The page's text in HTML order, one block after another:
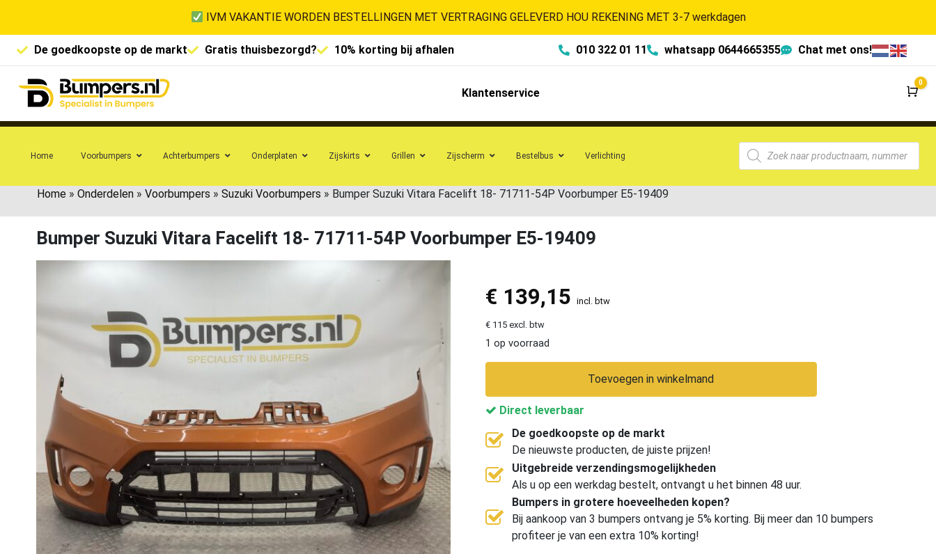
IVM VAKANTIE WORDEN BESTELLINGEN MET VERTRAGING GELEVERD HOU REKENING MET 3-7 werkdagen
De goedkoopste op de markt Gratis thuisbezorgd? 10% korting bij afhalen 010 322 01 11 whatsapp 0644665355 Chat met ons!
Klantenservice
0
Home Voorbumpers Achterbumpers Onderplaten Zijskirts Grillen Zijscherm Bestelbus Verlichting
Home » Onderdelen » Voorbumpers » Suzuki Voorbumpers » Bumper Suzuki Vitara Facelift 18- 71711-54P Voorbumper E5-19409
Bumper Suzuki Vitara Facelift 18- 71711-54P Voorbumper E5-19409
€ 139,15 incl. btw
€ 115 excl. btw
1 op voorraad
Toevoegen in winkelmand
Direct leverbaar
De goedkoopste op de markt
De nieuwste producten, de juiste prijzen!
Uitgebreide verzendingsmogelijkheden
Als u op een werkdag bestelt, ontvangt u het binnen 48 uur.
Bumpers in grotere hoeveelheden kopen?
Bij aankoop van 3 bumpers ontvang je 5% korting. Bij meer dan 10 bumpers
profiteer je van een extra 10% korting!